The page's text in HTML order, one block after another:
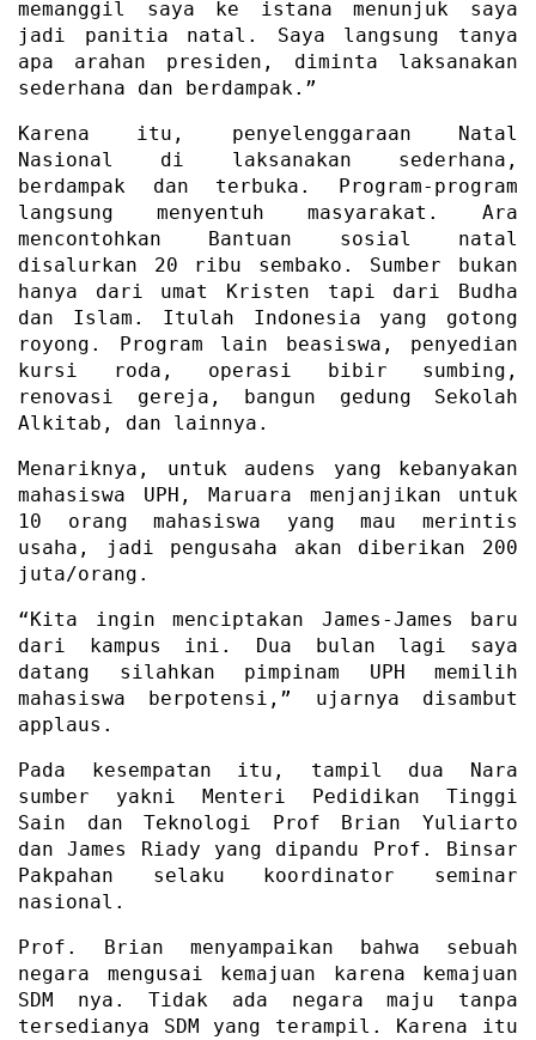
memanggil saya ke istana menunjuk saya
jadi panitia natal. Saya langsung tanya
apa arahan presiden, diminta laksanakan
sederhana dan berdampak.”
Karena itu, penyelenggaraan Natal
Nasional di laksanakan sederhana,
berdampak dan terbuka. Program-program
langsung menyentuh masyarakat. Ara
mencontohkan Bantuan sosial natal
disalurkan 20 ribu sembako. Sumber bukan
hanya dari umat Kristen tapi dari Budha
dan Islam. Itulah Indonesia yang gotong
royong. Program lain beasiswa, penyedian
kursi roda, operasi bibir sumbing,
renovasi gereja, bangun gedung Sekolah
Alkitab, dan lainnya.
Menariknya, untuk audens yang kebanyakan
mahasiswa UPH, Maruara menjanjikan untuk
10 orang mahasiswa yang mau merintis
usaha, jadi pengusaha akan diberikan 200
juta/orang.
“Kita ingin menciptakan James-James baru
dari kampus ini. Dua bulan lagi saya
datang silahkan pimpinam UPH memilih
mahasiswa berpotensi,” ujarnya disambut
applaus.
Pada kesempatan itu, tampil dua Nara
sumber yakni Menteri Pedidikan Tinggi
Sain dan Teknologi Prof Brian Yuliarto
dan James Riady yang dipandu Prof. Binsar
Pakpahan selaku koordinator seminar
nasional.
Prof. Brian menyampaikan bahwa sebuah
negara mengusai kemajuan karena kemajuan
SDM nya. Tidak ada negara maju tanpa
tersedianya SDM yang terampil. Karena itu